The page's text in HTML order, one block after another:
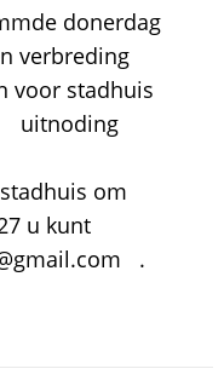
donerdag
verbreding
voor stadhuis
uitnoding
om
u kunt
.